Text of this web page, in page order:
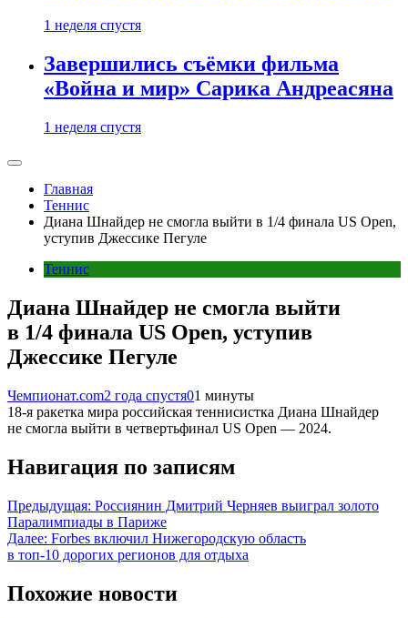
1 неделя спустя
Завершились съёмки фильма
«Война и мир» Сарика Андреасяна
1 неделя спустя
Главная
Теннис
Диана Шнайдер не смогла выйти в 1/4 финала US Open,
уступив Джессике Пегуле
Теннис
Диана Шнайдер не смогла выйти
в 1/4 финала US Open, уступив
Джессике Пегуле
Чемпионат.com2 года спустя01 минуты
18-я ракетка мира российская теннисистка Диана Шнайдер
не смогла выйти в четвертьфинал US Open — 2024.
Навигация по записям
Предыдущая: Россиянин Дмитрий Черняев выиграл золото
Паралимпиады в Париже
Далее: Forbes включил Нижегородскую область
в топ-10 дорогих регионов для отдыха
Похожие новости